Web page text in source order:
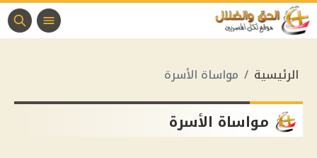
الرئيسية مواساة الأسرة
مواساة الأسرة